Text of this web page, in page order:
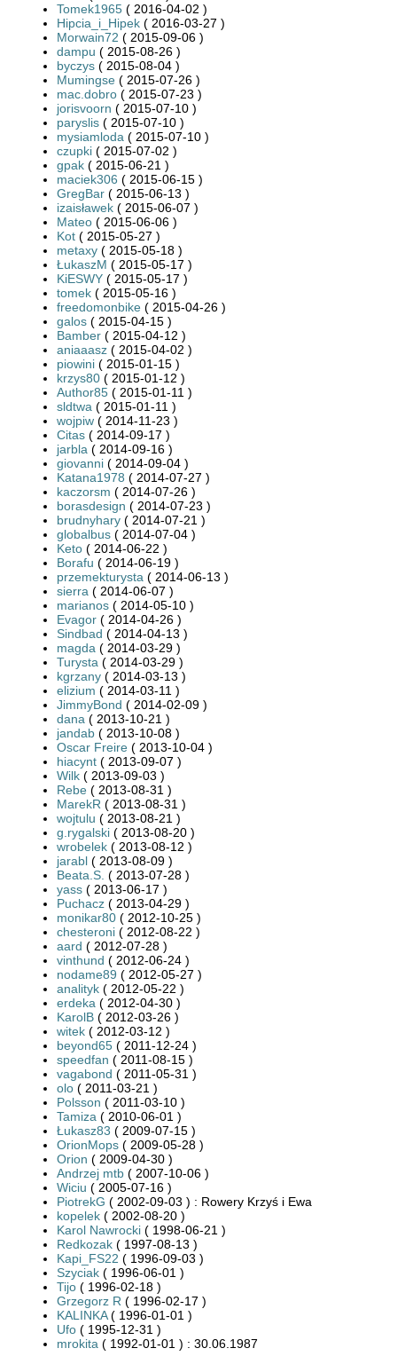
Tomek1965 ( 2016-04-02 )
Hipcia_i_Hipek ( 2016-03-27 )
Morwain72 ( 2015-09-06 )
dampu ( 2015-08-26 )
byczys ( 2015-08-04 )
Mumingse ( 2015-07-26 )
mac.dobro ( 2015-07-23 )
jorisvoorn ( 2015-07-10 )
paryslis ( 2015-07-10 )
mysiamloda ( 2015-07-10 )
czupki ( 2015-07-02 )
gpak ( 2015-06-21 )
maciek306 ( 2015-06-15 )
GregBar ( 2015-06-13 )
izaisławek ( 2015-06-07 )
Mateo ( 2015-06-06 )
Kot ( 2015-05-27 )
metaxy ( 2015-05-18 )
ŁukaszM ( 2015-05-17 )
KiESWY ( 2015-05-17 )
tomek ( 2015-05-16 )
freedomonbike ( 2015-04-26 )
galos ( 2015-04-15 )
Bamber ( 2015-04-12 )
aniaaasz ( 2015-04-02 )
piowini ( 2015-01-15 )
krzys80 ( 2015-01-12 )
Author85 ( 2015-01-11 )
sldtwa ( 2015-01-11 )
wojpiw ( 2014-11-23 )
Citas ( 2014-09-17 )
jarbla ( 2014-09-16 )
giovanni ( 2014-09-04 )
Katana1978 ( 2014-07-27 )
kaczorsm ( 2014-07-26 )
borasdesign ( 2014-07-23 )
brudnyhary ( 2014-07-21 )
globalbus ( 2014-07-04 )
Keto ( 2014-06-22 )
Borafu ( 2014-06-19 )
przemekturysta ( 2014-06-13 )
sierra ( 2014-06-07 )
marianos ( 2014-05-10 )
Evagor ( 2014-04-26 )
Sindbad ( 2014-04-13 )
magda ( 2014-03-29 )
Turysta ( 2014-03-29 )
kgrzany ( 2014-03-13 )
elizium ( 2014-03-11 )
JimmyBond ( 2014-02-09 )
dana ( 2013-10-21 )
jandab ( 2013-10-08 )
Oscar Freire ( 2013-10-04 )
hiacynt ( 2013-09-07 )
Wilk ( 2013-09-03 )
Rebe ( 2013-08-31 )
MarekR ( 2013-08-31 )
wojtulu ( 2013-08-21 )
g.rygalski ( 2013-08-20 )
wrobelek ( 2013-08-12 )
jarabl ( 2013-08-09 )
Beata.S. ( 2013-07-28 )
yass ( 2013-06-17 )
Puchacz ( 2013-04-29 )
monikar80 ( 2012-10-25 )
chesteroni ( 2012-08-22 )
aard ( 2012-07-28 )
vinthund ( 2012-06-24 )
nodame89 ( 2012-05-27 )
analityk ( 2012-05-22 )
erdeka ( 2012-04-30 )
KarolB ( 2012-03-26 )
witek ( 2012-03-12 )
beyond65 ( 2011-12-24 )
speedfan ( 2011-08-15 )
vagabond ( 2011-05-31 )
olo ( 2011-03-21 )
Polsson ( 2011-03-10 )
Tamiza ( 2010-06-01 )
Łukasz83 ( 2009-07-15 )
OrionMops ( 2009-05-28 )
Orion ( 2009-04-30 )
Andrzej mtb ( 2007-10-06 )
Wiciu ( 2005-07-16 )
PiotrekG ( 2002-09-03 ) : Rowery Krzyś i Ewa
kopelek ( 2002-08-20 )
Karol Nawrocki ( 1998-06-21 )
Redkozak ( 1997-08-13 )
Kapi_FS22 ( 1996-09-03 )
Szyciak ( 1996-06-01 )
Tijo ( 1996-02-18 )
Grzegorz R ( 1996-02-17 )
KALINKA( 1996-01-01 )
Ufo ( 1995-12-31 )
mrokita ( 1992-01-01 ) : 30.06.1987